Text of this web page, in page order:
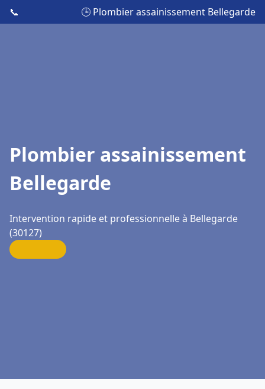
📞 🕒 Plombier assainissement Bellegarde
Plombier assainissement
Bellegarde
Intervention rapide et professionnelle à Bellegarde
(30127)